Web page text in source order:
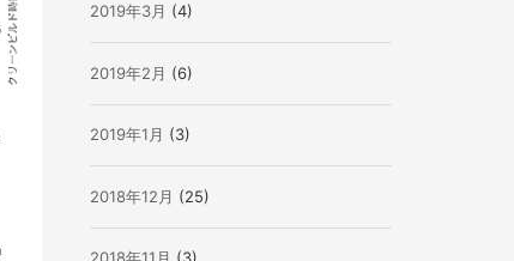
2019年3月 (4)
2019年2月 (6)
2019年1月 (3)
2018年12月 (25)